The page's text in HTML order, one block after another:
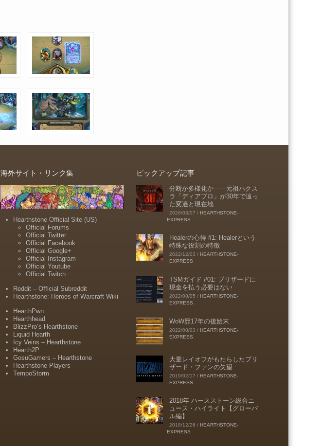
海外サイト・リンク集
Hearthstone Official Site (US)
Official Forums
Official Twitter
Official Facebook
Official Google+
Official Instagram
Official Youtube
Official Twitch
Reddit – Official Subreddit
Hearthstone: Heroes of Warcraft Wiki
HearthPwn
Hearthhead
BlizzPro’s Hearthstone
Liquid Hearth
Icy Veins – Hearthstone
Hearth2P
GosuGamers – Hearthstone
Hearthstone Players
TempoStorm
ピックアップ記事
分断か多様化か――元祖ハクス
ラ「ディアブロ」が30年で辿っ
た変遷と現在地
2026/03/07 / HEARTHSTONE-
EXPRESS
Healerの心得 #1: Healerという
特殊な役割の特徴
2022/12/03 / HEARTHSTONE-
EXPRESS
TSMガイド #01: ブリザードに
現金を払う必要はない
2022/08/05 / HEARTHSTONE-
EXPRESS
WoW歴17年の後始末
2022/08/03 / HEARTHSTONE-
EXPRESS
大量レイオフがもたらしたブリ
ザード・ファンの失望
2019/02/17 / HEARTHSTONE-
EXPRESS
2018年 ハースストーン総合ニ
ュース・ハイライト【グローバ
ル編】
2018/12/26 / HEARTHSTONE-
EXPRESS